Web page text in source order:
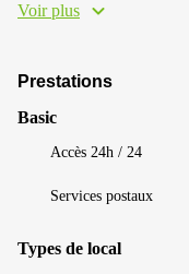
Voir plus
Prestations
Basic
Accès 24h / 24
Services postaux
Types de local